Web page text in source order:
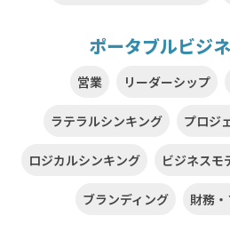
ポータブルビジ
営業 リーダーシップ
ラテラルシンキング プロジ
ロジカルシンキング ビジネスモ
ブランディング 財務